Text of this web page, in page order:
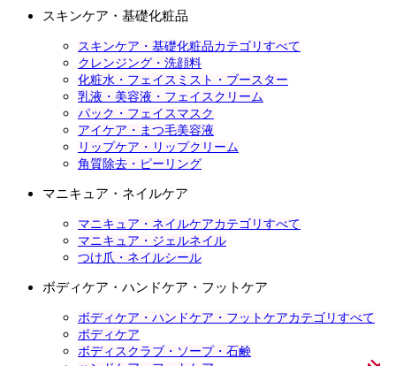
スキンケア・基礎化粧品
スキンケア・基礎化粧品カテゴリすべて
クレンジング・洗顔料
化粧水・フェイスミスト・ブースター
乳液・美容液・フェイスクリーム
パック・フェイスマスク
アイケア・まつ毛美容液
リップケア・リップクリーム
角質除去・ピーリング
マニキュア・ネイルケア
マニキュア・ネイルケアカテゴリすべて
マニキュア・ジェルネイル
つけ爪・ネイルシール
ボディケア・ハンドケア・フットケア
ボディケア・ハンドケア・フットケアカテゴリすべて
ボディケア
ボディスクラブ・ソープ・石鹸